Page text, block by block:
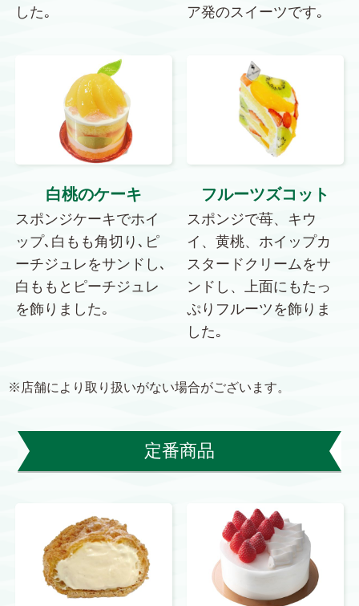
した｡
ア発のスイーツです｡
白桃のケーキ
スポンジケーキでホイ
ップ､白もも角切り､ピ
ーチジュレをサンドし､
白ももとピーチジュレ
を飾りました｡
フルーツズコット
スポンジで苺、キウ
イ、黄桃、ホイップカ
スタードクリームをサ
ンドし、上面にもたっ
ぷりフルーツを飾りま
した｡
※店舗により取り扱いがない場合がございます。
定番商品